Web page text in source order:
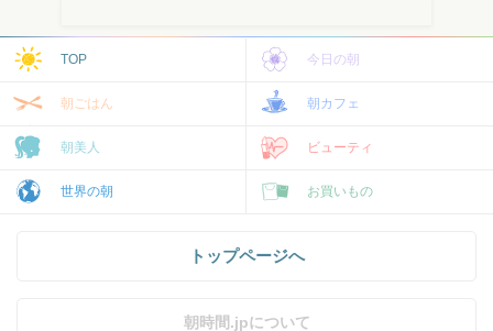
TOP 今日の朝
朝ごはん 朝カフェ
朝美人 ビューティ
世界の朝 お買いもの
トップページへ
朝時間.jpについて